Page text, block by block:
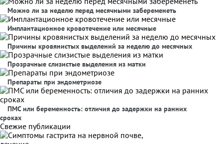
Можно ли за неделю перед месячными забеременеть
Имплантационное кровотечение или месячные
Причины кровянистых выделений за неделю до месячных
Прозрачные слизистые выделения из матки
Препараты при эндометриозе
ПМС или беременность: отличия до задержки на ранних
сроках
Свежие публикации